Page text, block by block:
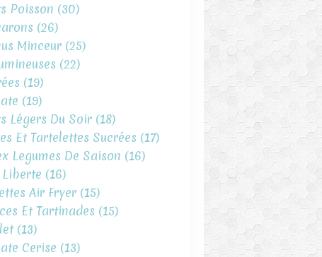
Poisson (30)
(26)
Minceur (25)
(22)
(19)
(19)
Légers Du Soir (18)
Et Tartelettes Sucrées (17)
Legumes De Saison (16)
(16)
Air Fryer (15)
Et Tartinades (15)
(13)
Cerise (13)